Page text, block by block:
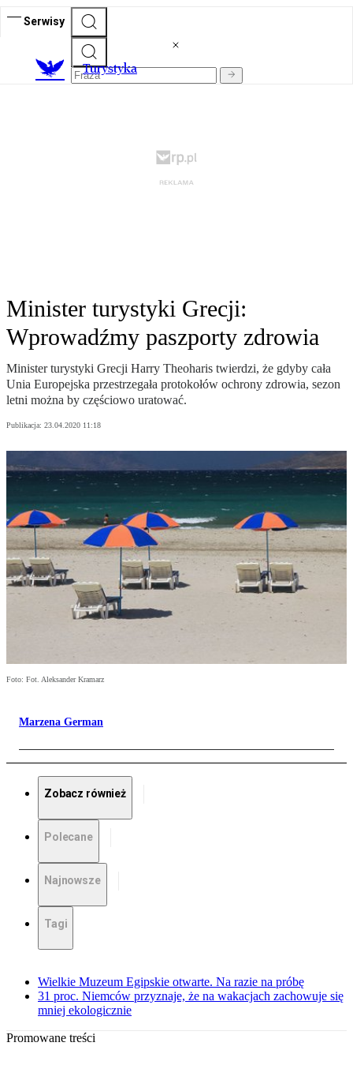
Serwisy
Turystyka
Minister turystyki Grecji:
Wprowadźmy paszporty zdrowia
Minister turystyki Grecji Harry Theoharis twierdzi, że gdyby cała
Unia Europejska przestrzegała protokołów ochrony zdrowia, sezon
letni można by częściowo uratować.
Publikacja: 23.04.2020 11:18
Foto: Fot. Aleksander Kramarz
Marzena German
Zobacz również
Polecane
Najnowsze
Tagi
Wielkie Muzeum Egipskie otwarte. Na razie na próbę
31 proc. Niemców przyznaje, że na wakacjach zachowuje się
mniej ekologicznie
Promowane treści